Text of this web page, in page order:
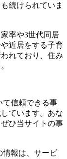
続けられていま
率や3世代同居
近居をする子育
れており、住み
て信頼できる事
ています。あな
ひ当サイトの事
情報は、サービ